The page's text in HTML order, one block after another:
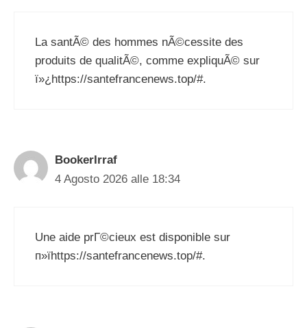
La santÃ© des hommes nÃ©cessite des
produits de qualitÃ©, comme expliquÃ© sur
ï»¿https://santefrancenews.top/#.
BookerIrraf
4 Agosto 2026 alle 18:34
Une aide prГ©cieux est disponible sur
п»їhttps://santefrancenews.top/#.